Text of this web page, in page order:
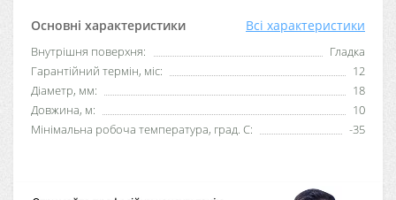
Основні характеристики Всі характеристики
Внутрішня поверхня:
Гладка
Гарантійний термін, міс:
12
Діаметр, мм:
18
Довжина, м:
10
Мінімальна робоча температура, град. C:
-35